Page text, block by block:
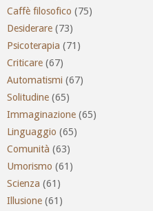
Caffè filosofico (75)
Desiderare (73)
Psicoterapia (71)
Criticare (67)
Automatismi (67)
Solitudine (65)
Immaginazione (65)
Linguaggio (65)
Comunità (63)
Umorismo (61)
Scienza (61)
Illusione (61)